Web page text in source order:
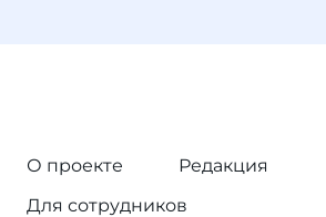
О проекте
Редакция
Для сотрудников